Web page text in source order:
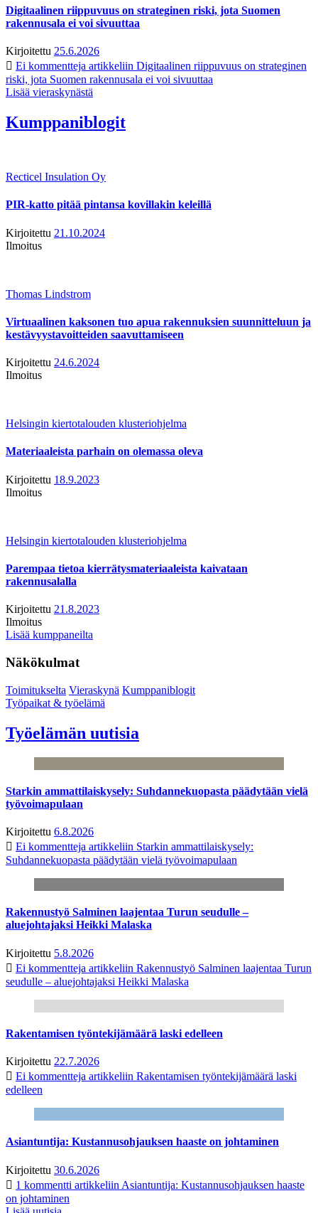
Digitaalinen riippuvuus on strateginen riski, jota Suomen
rakennusala ei voi sivuuttaa
Kirjoitettu 25.6.2026
Ei kommentteja artikkeliin Digitaalinen riippuvuus on strateginen
riski, jota Suomen rakennusala ei voi sivuuttaa
Lisää vieraskynästä
Kumppaniblogit
Recticel Insulation Oy
PIR-katto pitää pintansa kovillakin keleillä
Kirjoitettu 21.10.2024
Ilmoitus
Thomas Lindstrom
Virtuaalinen kaksonen tuo apua rakennuksien suunnitteluun ja
kestävyystavoitteiden saavuttamiseen
Kirjoitettu 24.6.2024
Ilmoitus
Helsingin kiertotalouden klusteriohjelma
Materiaaleista parhain on olemassa oleva
Kirjoitettu 18.9.2023
Ilmoitus
Helsingin kiertotalouden klusteriohjelma
Parempaa tietoa kierrätysmateriaaleista kaivataan
rakennusalalla
Kirjoitettu 21.8.2023
Ilmoitus
Lisää kumppaneilta
Näkökulmat
Toimitukselta Vieraskynä Kumppaniblogit
Työpaikat & työelämä
Työelämän uutisia
Starkin ammattilaiskysely: Suhdannekuopasta päädytään vielä
työvoimapulaan
Kirjoitettu 6.8.2026
Ei kommentteja artikkeliin Starkin ammattilaiskysely:
Suhdannekuopasta päädytään vielä työvoimapulaan
Rakennustyö Salminen laajentaa Turun seudulle –
aluejohtajaksi Heikki Malaska
Kirjoitettu 5.8.2026
Ei kommentteja artikkeliin Rakennustyö Salminen laajentaa Turun
seudulle – aluejohtajaksi Heikki Malaska
Rakentamisen työntekijämäärä laski edelleen
Kirjoitettu 22.7.2026
Ei kommentteja artikkeliin Rakentamisen työntekijämäärä laski
edelleen
Asiantuntija: Kustannusohjauksen haaste on johtaminen
Kirjoitettu 30.6.2026
1 kommentti artikkeliin Asiantuntija: Kustannusohjauksen haaste
on johtaminen